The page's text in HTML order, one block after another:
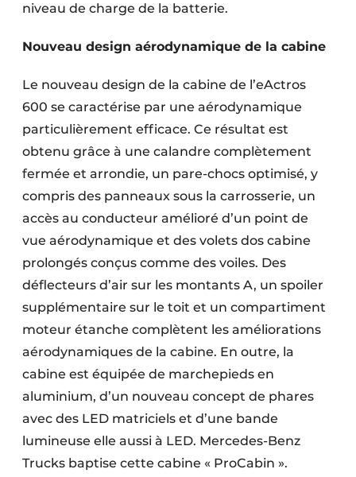
niveau de charge de la batterie.
Nouveau design aérodynamique de la cabine
Le nouveau design de la cabine de l’eActros
600 se caractérise par une aérodynamique
particulièrement efficace. Ce résultat est
obtenu grâce à une calandre complètement
fermée et arrondie, un pare-chocs optimisé, y
compris des panneaux sous la carrosserie, un
accès au conducteur amélioré d’un point de
vue aérodynamique et des volets dos cabine
prolongés conçus comme des voiles. Des
déflecteurs d’air sur les montants A, un spoiler
supplémentaire sur le toit et un compartiment
moteur étanche complètent les améliorations
aérodynamiques de la cabine. En outre, la
cabine est équipée de marchepieds en
aluminium, d’un nouveau concept de phares
avec des LED matriciels et d’une bande
lumineuse elle aussi à LED. Mercedes-Benz
Trucks baptise cette cabine « ProCabin ».